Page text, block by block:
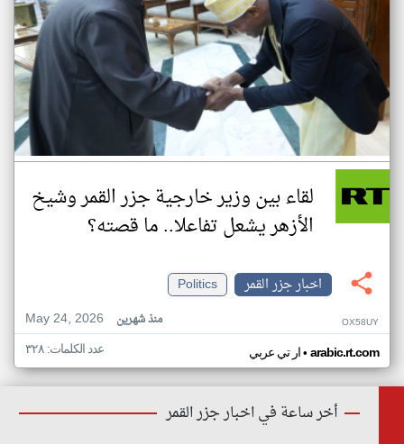
لقاء بين وزير خارجية جزر القمر وشيخ
الأزهر يشعل تفاعلا.. ما قصته؟
اخبار جزر القمر
Politics
May 24, 2026
منذ شهرين OX58UY
ار تي عربي• arabic.rt.com عدد الكلمات: ٣٢٨
أخر ساعة في اخبار جزر القمر